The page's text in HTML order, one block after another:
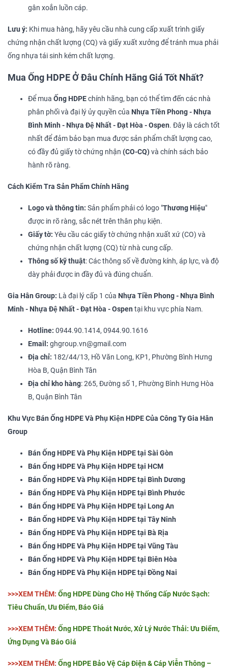
gân xoắn luồn cáp.
Lưu ý: Khi mua hàng, hãy yêu cầu nhà cung cấp xuất trình giấy
chứng nhận chất lượng (CQ) và giấy xuất xưởng để tránh mua phải
ống nhựa tái sinh kém chất lượng.
Mua Ống HDPE Ở Đâu Chính Hãng Giá Tốt Nhất?
Để mua Ống HDPEchính hãng, bạn có thể tìm đến các nhà
phân phối và đại lý ủy quyền của Nhựa Tiền Phong - Nhựa
Bình Minh - Nhựa Đệ Nhất - Đạt Hòa - Ospen. Đây là cách tốt
nhất để đảm bảo bạn mua được sản phẩm chất lượng cao,
có đầy đủ giấy tờ chứng nhận (CO-CQ)và chính sách bảo
hành rõ ràng.
Cách Kiểm Tra Sản Phẩm Chính Hãng
Logo và thông tin: Sản phẩm phải có logo "Thương Hiệu"
được in rõ ràng, sắc nét trên thân phụ kiện.
Giấy tờ: Yêu cầu các giấy tờ chứng nhận xuất xứ (CO) và
chứng nhận chất lượng (CQ) từ nhà cung cấp.
Thông số kỹ thuật: Các thông số về đường kính, áp lực, và độ
dày phải được in đầy đủ và đúng chuẩn.
Gia Hân Group: Là đại lý cấp 1 của Nhựa Tiền Phong - Nhựa Bình
Minh - Nhựa Đệ Nhất - Đạt Hòa - Ospen tại khu vực phía Nam.
Hotline: 0944.90.1414, 0944.90.1616
Email: ghgroup.vn@gmail.com
Địa chỉ: 182/44/13, Hồ Văn Long, KP1, Phường Bình Hưng
Hòa B, Quận Bình Tân
Địa chỉ kho hàng: 265, Đường số 1, Phường Bình Hưng Hòa
B, Quận Bình Tân
Khu Vực Bán Ống HDPE Và Phụ Kiện HDPE Của Công Ty Gia Hân
Group
Bán Ống HDPE Và Phụ Kiện HDPE tại Sài Gòn
Bán Ống HDPE Và Phụ Kiện HDPE tại HCM
Bán Ống HDPE Và Phụ Kiện HDPE tại Bình Dương
Bán Ống HDPE Và Phụ Kiện HDPE tại Bình Phước
Bán Ống HDPE Và Phụ Kiện HDPE tại Long An
Bán Ống HDPE Và Phụ Kiện HDPE tại Tây Ninh
Bán Ống HDPE Và Phụ Kiện HDPE tại Bà Rịa
Bán Ống HDPE Và Phụ Kiện HDPE tại Vũng Tàu
Bán Ống HDPE Và Phụ Kiện HDPE tại Biên Hòa
Bán Ống HDPE Và Phụ Kiện HDPE tại Đồng Nai
>>>XEM THÊM: Ống HDPE Dùng Cho Hệ Thống Cấp Nước Sạch:
Tiêu Chuẩn, Ưu Điểm, Báo Giá
​​​​​​​>>>XEM THÊM: Ống HDPE Thoát Nước, Xử Lý Nước Thải: Ưu Điểm,
Ứng Dụng Và Báo Giá
​​​​​​​>>>XEM THÊM: Ống HDPE Bảo Vệ Cáp Điện & Cáp Viễn Thông –